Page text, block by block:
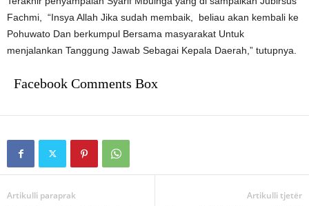
Fachmi, “Insya Allah Jika sudah membaik, beliau akan kembali ke
Pohuwato Dan berkumpul Bersama masyarakat Untuk
menjalankan Tanggung Jawab Sebagai Kepala Daerah,” tutupnya.
Facebook Comments Box
Artikulli paraprak Artikulli tjetër